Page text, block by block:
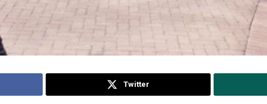
Twitter